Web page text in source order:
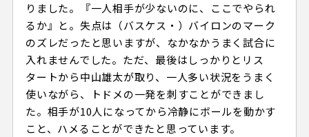
りました。『一人相手が少ないのに、ここでやられ
るか』と。失点は（バスケス・）バイロンのマーク
のズレだったと思いますが、なかなかうまく試合に
入れませんでした。ただ、最後はしっかりとリス
タートから中山雄太が取り、一人多い状況をうまく
使いながら、トドメの一発を刺すことができまし
た。相手が10人になってから冷静にボールを動かす
こと、ハメることができたと思っています。